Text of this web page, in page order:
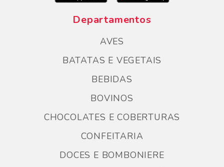
Departamentos
AVES
BATATAS E VEGETAIS
BEBIDAS
BOVINOS
CHOCOLATES E COBERTURAS
CONFEITARIA
DOCES E BOMBONIERE